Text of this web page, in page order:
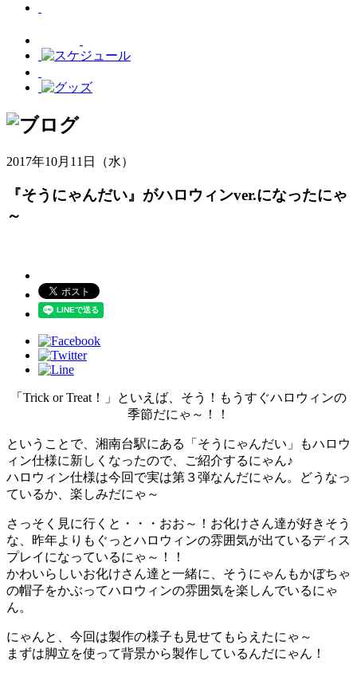
2017年10月11日（水）
『そうにゃんだい』がハロウィンver.になったにゃ
～
「Trick or Treat！」といえば、そう！もうすぐハロウィンの
季節だにゃ～！！
ということで、湘南台駅にある「そうにゃんだい」もハロウ
ィン仕様に新しくなったので、ご紹介するにゃん♪
ハロウィン仕様は今回で実は第３弾なんだにゃん。どうなっ
ているか、楽しみだにゃ～
さっそく見に行くと・・・おお～！お化けさん達が好きそう
な、昨年よりもぐっとハロウィンの雰囲気が出ているディス
プレイになっているにゃ～！！
かわいらしいお化けさん達と一緒に、そうにゃんもかぼちゃ
の帽子をかぶってハロウィンの雰囲気を楽しんでいるにゃ
ん。
にゃんと、今回は製作の様子も見せてもらえたにゃ～
まずは脚立を使って背景から製作しているんだにゃん！